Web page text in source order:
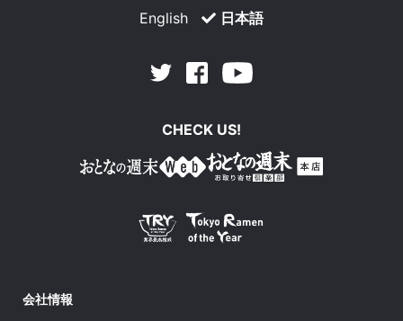
English 日本語
Twitter Facebook
CHECK US!
会社情報